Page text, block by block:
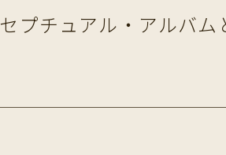
プチュアル・アルバ